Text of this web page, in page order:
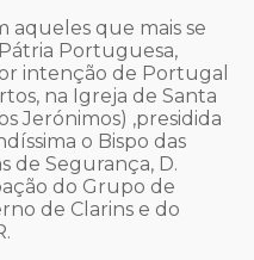
aqueles que mais se
Portuguesa,
intenção de Portugal
na Igreja de Santa
Jerónimos) ,presidida
o Bispo das
de Segurança, D.
do Grupo de
de Clarins e do